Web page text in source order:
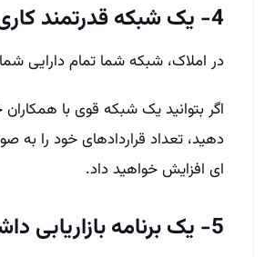
4- یک شبکه قدرتمند کاری بسازید
در املاک، شبکه شما تمام دارایی
اگر بتوانید یک شبکه قوی با
ای افزایش خواهید داد.
5- یک برنامه بازاریابی داشته باشید